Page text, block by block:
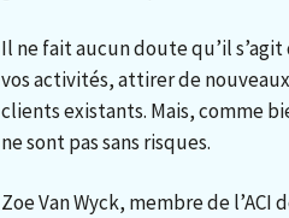
Il ne fait aucun doute qu’il
vos activités, attirer de
clients existants. Mais, comme
ne sont pas sans risques.
Zoe Van Wyck, membre de